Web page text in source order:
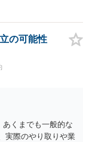
の可能性
くまでも一般的な
実際のやり取りや業